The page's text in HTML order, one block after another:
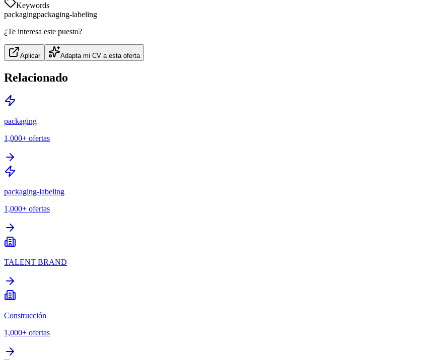
Keywords
packagingpackaging-labeling
¿Te interesa este puesto?
Aplicar Adapta mi CV a esta oferta
Relacionado
packaging
1,000+ ofertas
packaging-labeling
1,000+ ofertas
TALENT BRAND
Construcción
1,000+ ofertas